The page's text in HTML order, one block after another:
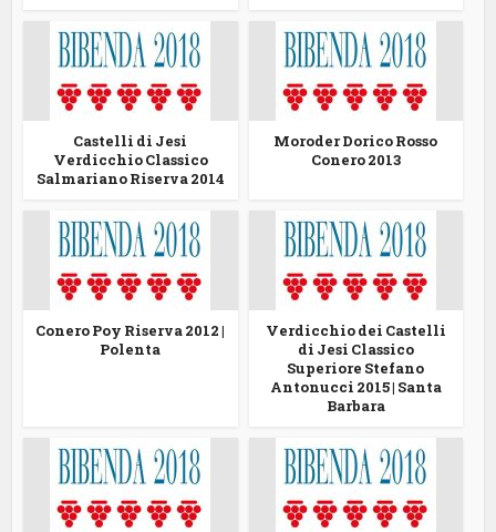
Castelli di Jesi
Verdicchio Classico
Salmariano Riserva 2014
Moroder Dorico Rosso
Conero 2013
Conero Poy Riserva 2012 |
Polenta
Verdicchio dei Castelli
di Jesi Classico
Superiore Stefano
Antonucci 2015 | Santa
Barbara